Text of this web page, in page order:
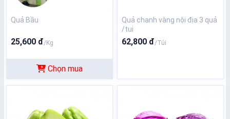
Quả Bầu
25,600 đ/Kg
Chọn mua
Quả chanh vàng nội địa 3 quả
/tui
62,800 đ/Túi